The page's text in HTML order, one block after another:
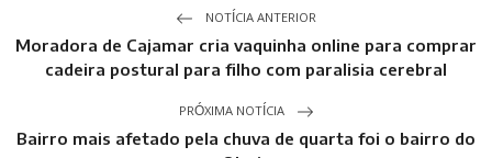
NOTÍCIA ANTERIOR
Moradora de Cajamar cria vaquinha online para comprar
cadeira postural para filho com paralisia cerebral
PRÓXIMA NOTÍCIA
Bairro mais afetado pela chuva de quarta foi o bairro do